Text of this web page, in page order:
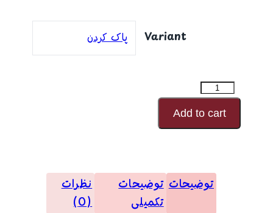
Variant پاک کردن
پارچه
موسلین
طرحدار
Add to cart
توضیحات توضیحات
تکمیلی
نظرات
(0)